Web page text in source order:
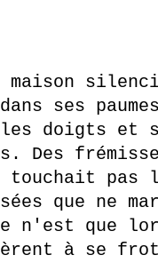
ses
doigts et
Des
touchait pas
que ne
n'est que
à se